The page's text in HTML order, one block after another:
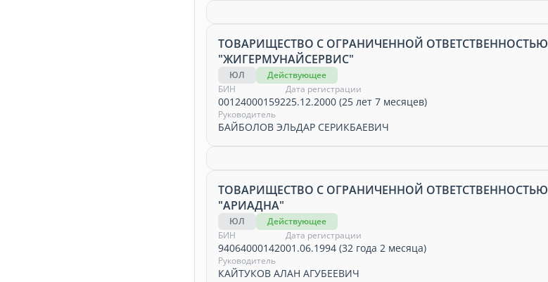
ТОВАРИЩЕСТВО С ОГРАНИЧЕННОЙ ОТВЕТСТВЕННОСТЬЮ
"ЖИГЕРМУНАЙСЕРВИС"
ЮЛ
Действующее
БИН
001240001592
Дата регистрации
25.12.2000 (25 лет 7 месяцев)
Руководитель
БАЙБОЛОВ ЭЛЬДАР СЕРИКБАЕВИЧ
ТОВАРИЩЕСТВО С ОГРАНИЧЕННОЙ ОТВЕТСТВЕННОСТЬЮ
"АРИАДНА"
ЮЛ
Действующее
БИН
940640001420
Дата регистрации
01.06.1994 (32 года 2 месяца)
Руководитель
КАЙТУКОВ АЛАН АГУБЕЕВИЧ